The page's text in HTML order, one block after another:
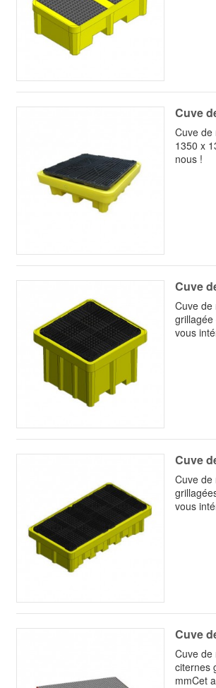
Cuve
Cuve de
1350 x
nous !
Cuve
Cuve de
vous
Cuve
Cuve de
vous
Cuve
Cuve de
citernes
mmCet